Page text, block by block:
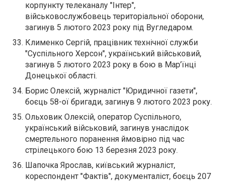
корпункту телеканалу "Інтер",
військовослужбовець територіальної оборони,
загинув 5 лютого 2023 року під Вугледаром.
Клименко Сергій, працівник технічної служби
"Суспільного Херсон", український військовий,
загинув 5 лютого 2023 року в бою в Мар’їнці
Донецької області.
Борис Олексій, журналіст "Юридичної газети",
боєць 58-ої бригади, загинув 9 лютого 2023 року.
Ольховик Олексій, оператор Суспільного,
український військовий, загинув унаслідок
смертельного поранення ймовірно під час
стрілецького бою 13 березня 2023 року.
Шапочка Ярослав, київський журналіст,
кореспондент "Фактів", документаліст, боєць 207